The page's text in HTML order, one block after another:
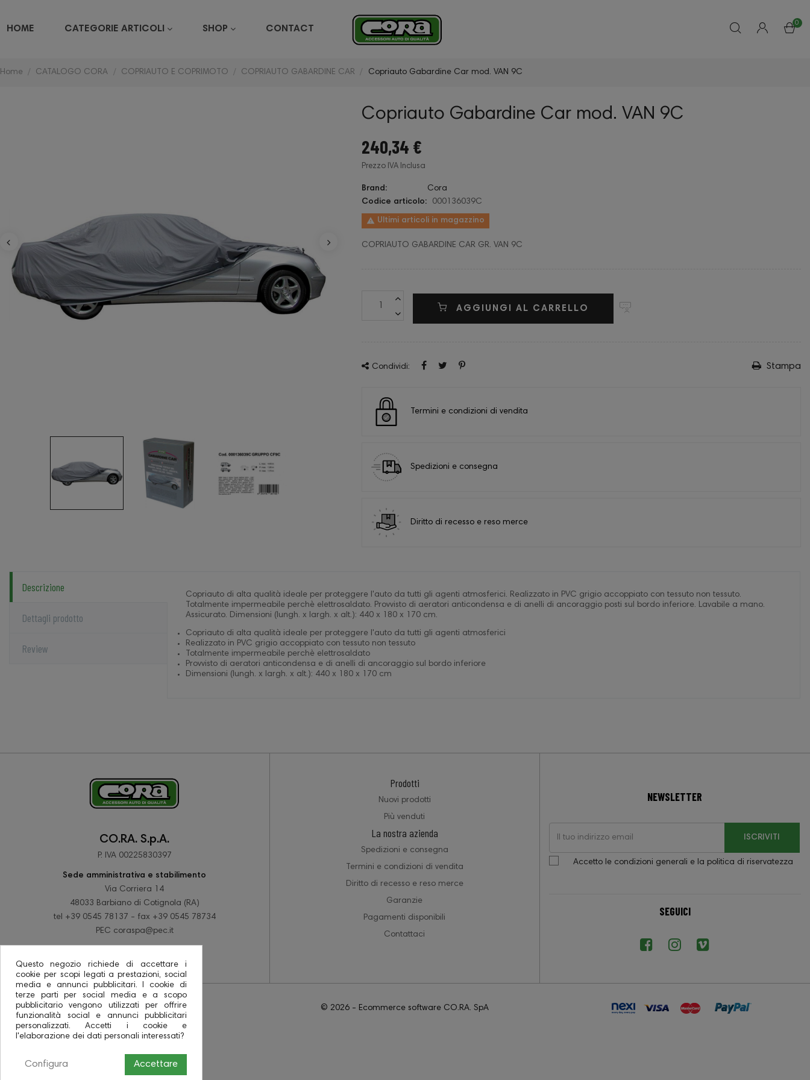
HOME CATEGORIE ARTICOLI SHOP CONTACT
0
Home CATALOGO CORA COPRIAUTO E COPRIMOTO COPRIAUTO GABARDINE CAR Copriauto Gabardine Car mod. VAN 9C
Copriauto Gabardine Car mod. VAN 9C
240,34 €
Prezzo IVA Inclusa
Brand:
Cora
Codice articolo:
000136039C
 Ultimi articoli in magazzino
COPRIAUTO GABARDINE CAR GR. VAN 9C
AGGIUNGI AL CARRELLO
Condividi: Stampa
Termini e condizioni di vendita
Spedizioni e consegna
Diritto di recesso e reso merce
Descrizione
Dettagli prodotto
Review
Copriauto di alta qualità ideale per proteggere l'auto da tutti gli agenti atmosferici. Realizzato in PVC grigio accoppiato con tessuto non tessuto.
Totalmente impermeabile perchè elettrosaldato. Provvisto di aeratori anticondensa e di anelli di ancoraggio posti sul bordo inferiore. Lavabile a mano.
Assicurato. Dimensioni (lungh. x largh. x alt.): 440 x 180 x 170 cm.
Copriauto di alta qualità ideale per proteggere l'auto da tutti gli agenti atmosferici
Realizzato in PVC grigio accoppiato con tessuto non tessuto
Totalmente impermeabile perchè elettrosaldato
Provvisto di aeratori anticondensa e di anelli di ancoraggio sul bordo inferiore
Dimensioni (lungh. x largh. x alt.): 440 x 180 x 170 cm
CO.RA. S.p.A.
P. IVA 00225830397
Sede amministrativa e stabilimento
Via Corriera 14
48033 Barbiano di Cotignola (RA)
tel +39 0545 78137 - fax +39 0545 78734
PEC coraspa@pec.it
Prodotti
Nuovi prodotti
Più venduti
La nostra azienda
Spedizioni e consegna
Termini e condizioni di vendita
Diritto di recesso e reso merce
Garanzie
Pagamenti disponibili
Contattaci
NEWSLETTER
ISCRIVITI
Accetto le condizioni generali e la politica di riservatezza
SEGUICI
© 2026 - Ecommerce software CO.RA. SpA
Questo negozio richiede di accettare i
cookie per scopi legati a prestazioni, social
media e annunci pubblicitari. I cookie di
terze parti per social media e a scopo
pubblicitario vengono utilizzati per offrire
funzionalità social e annunci pubblicitari
personalizzati. Accetti i cookie e
l'elaborazione dei dati personali interessati?
Accettare
Configura